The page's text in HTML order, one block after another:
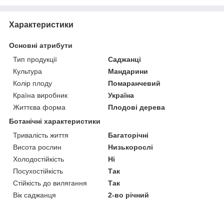
Характеристики
Основні атрибути
Тип продукції
Саджанці
Культура
Мандарини
Колір плоду
Помаранчевий
Країна виробник
Україна
Життєва форма
Плодові дерева
Ботанічні характеристики
Тривалість життя
Багаторічні
Висота рослин
Низькорослі
Холодостійкість
Ні
Посухостійкість
Так
Стійкість до вилягання
Так
Вік саджанця
2-во річний